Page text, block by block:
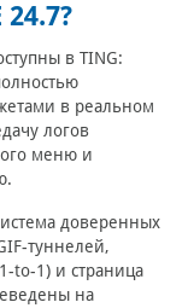
в TING:
в реальном
логов
меню и
доверенных
туннелей,
to-1) и страница
на